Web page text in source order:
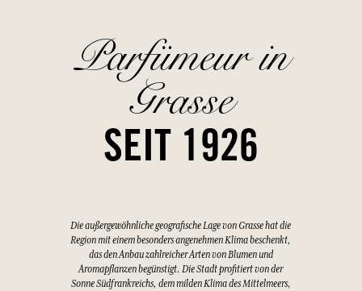
Parfümeur in
Grasse
SEIT 1926
Die außergewöhnliche geografische Lage von Grasse hat die
Region mit einem besonders angenehmen Klima beschenkt,
das den Anbau zahlreicher Arten von Blumen und
Aromapflanzen begünstigt. Die Stadt profitiert von der
Sonne Südfrankreichs, dem milden Klima des Mittelmeers,